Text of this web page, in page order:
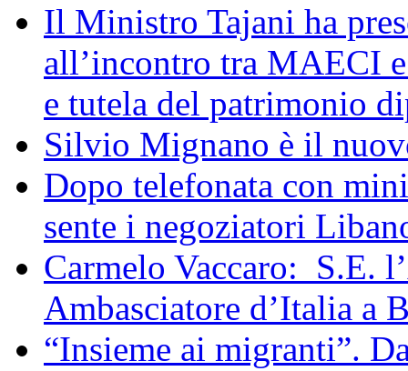
Il Ministro Tajani ha
all’incontro tra MAECI
e tutela del patrimonio
Silvio Mignano è il
Dopo telefonata con
sente i negoziatori
Carmelo Vaccaro: S.E.
Ambasciatore d’Italia a
“Insieme ai migranti”.